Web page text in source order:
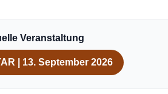
Veranstaltung
| 13. September 2026